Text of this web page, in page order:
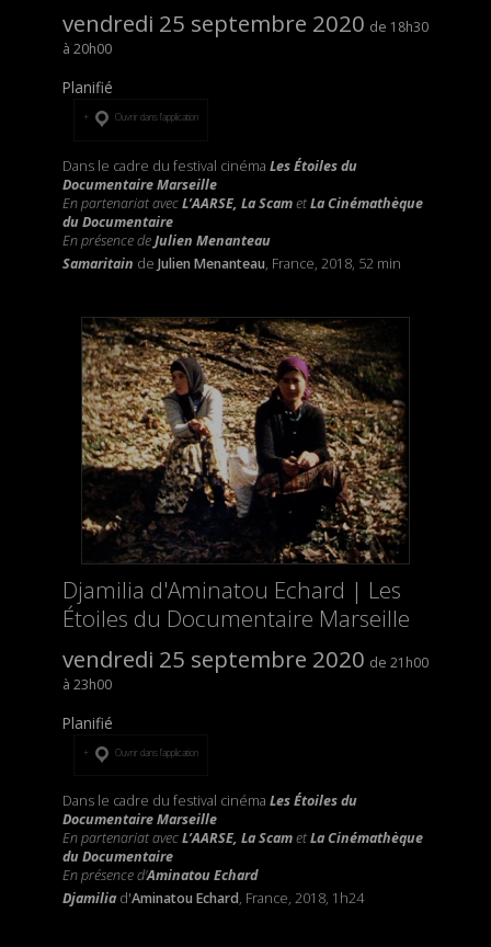
vendredi 25 septembre 2020
18h30
20h00
Planifié
Ouvrir dans l’application
Dans le cadre du festival cinéma Les Étoiles du
Documentaire Marseille
En partenariat avecL’AARSE, La ScametLa Cinémathèque
du Documentaire
En présence deJulien Menanteau
Samaritain de Julien Menanteau, France, 2018, 52 min
Djamilia d'Aminatou Echard | Les
Étoiles du Documentaire Marseille
vendredi 25 septembre 2020
21h00
23h00
Planifié
Ouvrir dans l’application
Dans le cadre du festival cinéma Les Étoiles du
Documentaire Marseille
En partenariat avecL’AARSE, La ScametLa Cinémathèque
du Documentaire
En présence d'Aminatou Echard
Djamiliad'Aminatou Echard, France, 2018, 1h24